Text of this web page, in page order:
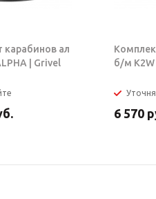
карабинов ал
| Grivel
б/м K2W
6 570